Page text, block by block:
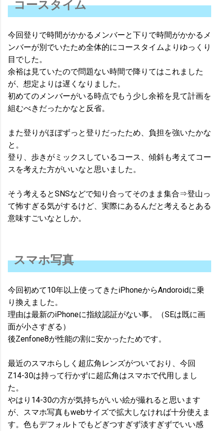
コースタイム
今回登りで時間がかかるメンバーと下りで時間がかかるメ
ンバーが別でいたため全体的にコースタイムよりゆっくり
目でした。
余裕は見ていたので問題ない時間で降りてはこれました
が、想定よりは遅くなりました。
初めてのメンバーがいる時点でもう少し余裕を見て計画を
組むべきだったかなと反省。
また登りがほぼずっと登りだったため、負担を強いたかな
と。
登り、歩きがミックスしているコース、傾斜も考えてコー
スを考えた方がいいなと思いました。
そう考えるとSNSなどで知り合ってそのまま集合⇒登山っ
て怖すぎる気がするけど、実際にあるんだと考えるとある
意味すごいなとしか。
スマホ写真
今回初めて10年以上使ってきたiPhoneからAndoroidに乗
り換えました。
理由は最新のiPhoneに指紋認証がない事。（SEは既に画
面が小さすぎる）
後Zenfone8が性能の割に安かったためです。
最近のスマホらしく超広角レンズがついており、今回
Z14-30は持って行かずに超広角はスマホで代用しまし
た。
やはり14-30の方が気持ちがいい絵が撮れると思います
が、スマホ写真もwebサイズで拡大しなければ十分使えま
す。色もデフォルトでもどぎつすぎず淡すぎずでいい感